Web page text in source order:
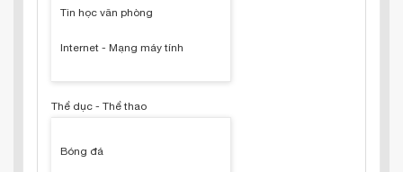
Tin học văn phòng
Internet - Mạng máy tính
Thể dục - Thể thao
Bóng đá